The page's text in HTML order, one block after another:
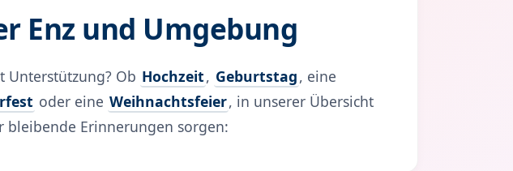
Enz und Umgebung
Unterstützung? Ob Hochzeit, Geburtstag, eine
oder eine Weihnachtsfeier, in unserer Übersicht
Erinnerungen sorgen: